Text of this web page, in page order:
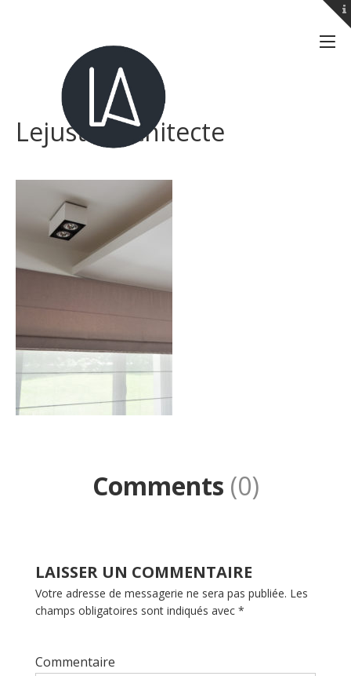
Lejuste Architecte
Comments (0)
LAISSER UN COMMENTAIRE
Votre adresse de messagerie ne sera pas publiée. Les
champs obligatoires sont indiqués avec *
Commentaire